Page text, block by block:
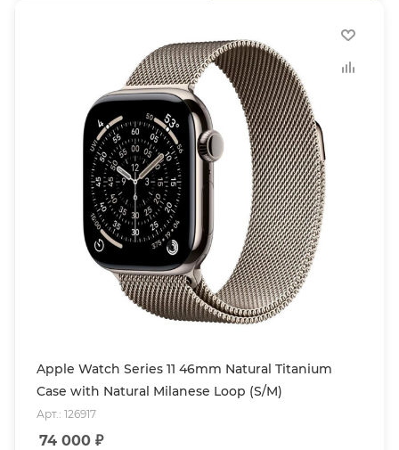
Apple Watch Series 11 46mm Natural Titanium
Case with Natural Milanese Loop (S/M)
Арт.: 126917
74 000 ₽